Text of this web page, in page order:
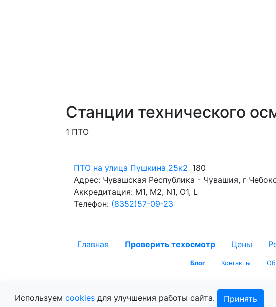
Станции технического
1 ПТО
ПТО на улица Пушкина 25к2 180
Адрес: Чувашская Республика - Чувашия, г
Аккредитация: M1, M2, N1, O1, L
Телефон: (8352)57-09-23
Главная Проверить техосмотр Цены
Блог Контакты
©
Используем cookies для улучшения работы сайта. Принять